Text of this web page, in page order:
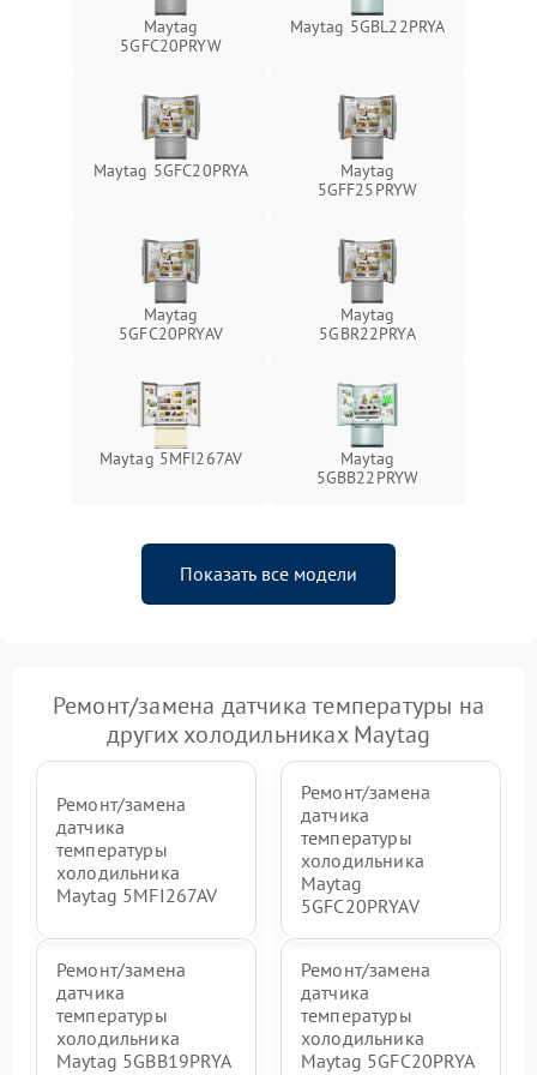
Maytag
5GFC20PRYW
Maytag 5GBL22PRYA
Maytag 5GFC20PRYA
Maytag
5GFF25PRYW
Maytag
5GFC20PRYAV
Maytag
5GBR22PRYA
Maytag 5MFI267AV
Maytag
5GBB22PRYW
Показать все модели
Ремонт/замена датчика температуры на
других холодильниках Maytag
Ремонт/замена
датчика
температуры
холодильника
Maytag 5MFI267AV
Ремонт/замена
датчика
температуры
холодильника
Maytag
5GFC20PRYAV
Ремонт/замена
датчика
температуры
холодильника
Maytag 5GBB19PRYA
Ремонт/замена
датчика
температуры
холодильника
Maytag 5GFC20PRYA